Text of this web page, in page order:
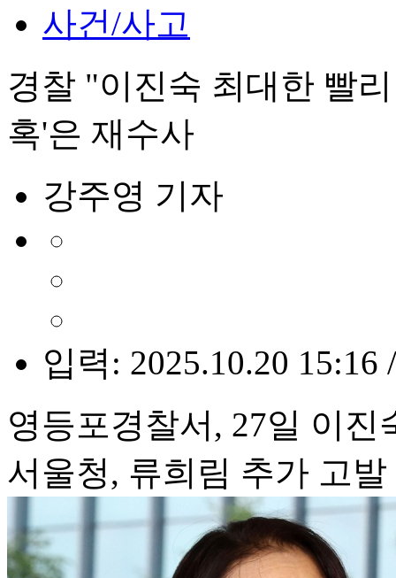
사건/사고
경찰 "이진숙 최대한 빨
혹'은 재수사
강주영 기자
입력: 2025.10.20 15:16
영등포경찰서, 27일 이진
서울청, 류희림 추가 고